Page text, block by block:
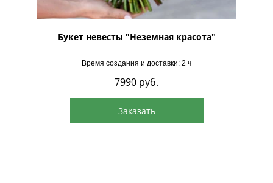
Букет невесты "Неземная красота"
Время создания и доставки: 2 ч
7990 руб.
Заказать